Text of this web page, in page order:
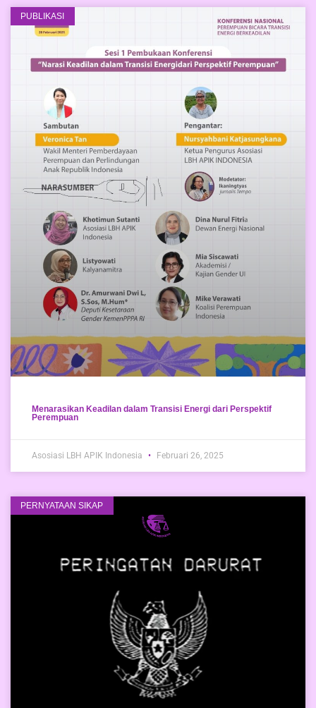
PUBLIKASI
Menarasikan Keadilan dalam Transisi Energi dari Perspektif
Perempuan
Asosiasi LBH APIK Indonesia Februari 26, 2025
PERNYATAAN SIKAP